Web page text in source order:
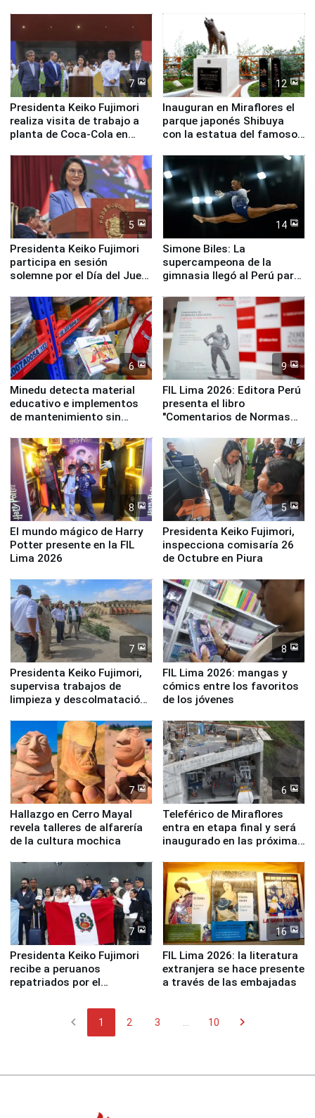
7
Presidenta Keiko Fujimori
realiza visita de trabajo a
planta de Coca-Cola en
12
Inauguran en Miraflores el
parque japonés Shibuya
con la estatua del famoso
5
Presidenta Keiko Fujimori
participa en sesión
solemne por el Día del Juez
14
Simone Biles: La
supercampeona de la
gimnasia llegó al Perú para
Panamericanos Lima 2027
6
Minedu detecta material
educativo e implementos
de mantenimiento sin
la UGEL 2
9
FIL Lima 2026: Editora Perú
presenta el libro
"Comentarios de Normas
Derecho Colectivo"
8
El mundo mágico de Harry
Potter presente en la FIL
Lima 2026
5
Presidenta Keiko Fujimori,
inspecciona comisaría 26
de Octubre en Piura
7
Presidenta Keiko Fujimori,
supervisa trabajos de
limpieza y descolmatación
8
FIL Lima 2026: mangas y
cómics entre los favoritos
de los jóvenes
7
Hallazgo en Cerro Mayal
revela talleres de alfarería
de la cultura mochica
6
Teleférico de Miraflores
entra en etapa final y será
inaugurado en las próximas
7
Presidenta Keiko Fujimori
recibe a peruanos
repatriados por el
16
FIL Lima 2026: la literatura
extranjera se hace presente
a través de las embajadas
chevron_left 1 2 3 10 chevron_right